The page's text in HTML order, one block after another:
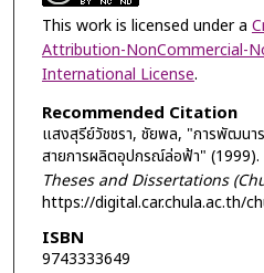
This work is licensed under a
Attribution-NonCommercial-
International License.
Recommended Citation
แสงสุรีย์วัชชรา, ชัยพล, "การพัฒนา
สายการผลิตอุปกรณ์ล่อฟ้า" (1999).
Theses and Dissertations
https://digital.car.chula.ac.th/
ISBN
9743333649